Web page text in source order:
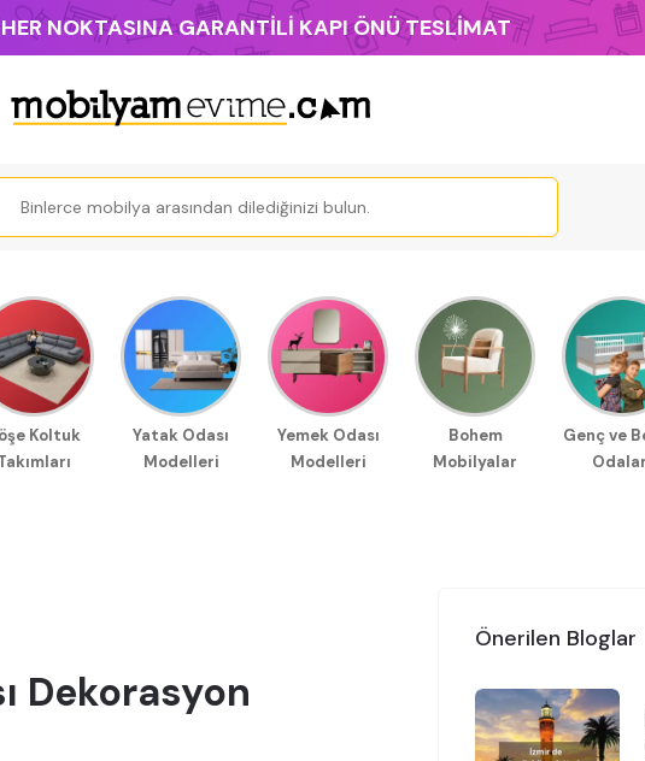
NOKTASINA GARANTİLİ KAPI ÖNÜ TESLİMAT
Koltuk
Yatak Odası
Modelleri
Yemek Odası
Modelleri
Bohem
Mobilyalar
Genç ve
Dekorasyon
Önerilen Bloglar